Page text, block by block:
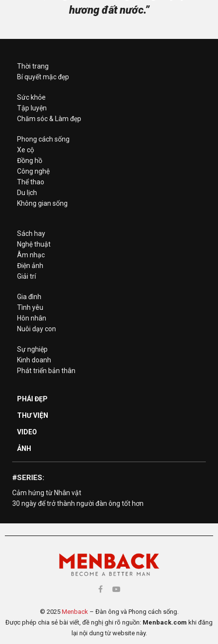
hương đất nước.”
Thời trang
Bí quyết mặc đẹp
Sức khỏe
Tập luyện
Chăm sóc & Làm đẹp
Phong cách sống
Xe cộ
Đồng hồ
Công nghệ
Thể thao
Du lịch
Không gian sống
Sách hay
Nghệ thuật
Âm nhạc
Điện ảnh
Giải trí
Gia đình
Tình yêu
Hôn nhân
Nuôi dạy con
Sự nghiệp
Kinh doanh
Phát triển bản thân
PHÁI ĐẸP
THƯ VIỆN
VIDEO
ẢNH
#SERIES:
Cảm hứng từ Nhân vật
30 ngày để trở thành người đàn ông tốt hơn
© 2025 Menback – Đàn ông và Phong cách sống.
Được phép chia sẻ bài viết, đề nghị ghi rõ nguồn: Menback.com khi đăng
lại nội dung từ website này.